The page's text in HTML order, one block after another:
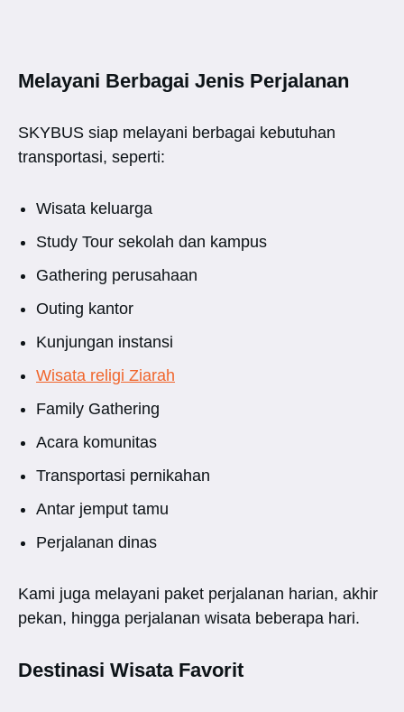
Melayani Berbagai Jenis Perjalanan
SKYBUS siap melayani berbagai kebutuhan
transportasi, seperti:
Wisata keluarga
Study Tour sekolah dan kampus
Gathering perusahaan
Outing kantor
Kunjungan instansi
Wisata religi Ziarah
Family Gathering
Acara komunitas
Transportasi pernikahan
Antar jemput tamu
Perjalanan dinas
Kami juga melayani paket perjalanan harian, akhir
pekan, hingga perjalanan wisata beberapa hari.
Destinasi Wisata Favorit